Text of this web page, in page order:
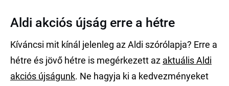
Aldi akciós újság erre a hétre
Kíváncsi mit kínál jelenleg az Aldi szórólapja? Erre a
hétre és jövő hétre is megérkezett az aktuális Aldi
akciós újságunk. Ne hagyja ki a kedvezményeket